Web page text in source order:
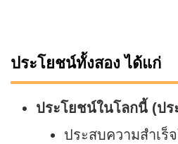
ประโยชน์ทั้งสอง ได้แก่
ประโยชน์ในโลกนี้ (ป
ประสบความสำเร็